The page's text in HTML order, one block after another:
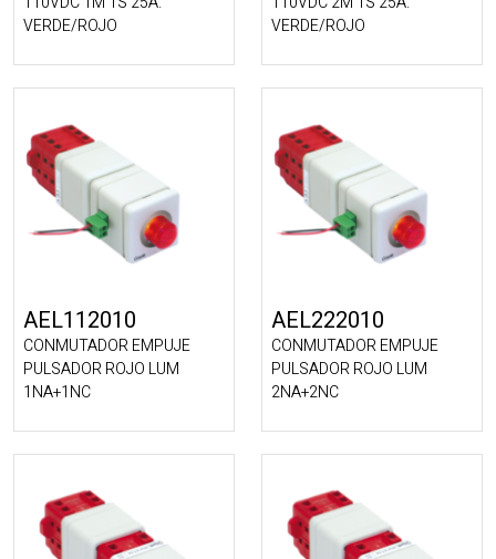
VERDE/ROJO
VERDE/ROJO
AEL112010
CONMUTADOR EMPUJE
PULSADOR ROJO LUM
1NA+1NC
AEL222010
CONMUTADOR EMPUJE
PULSADOR ROJO LUM
2NA+2NC